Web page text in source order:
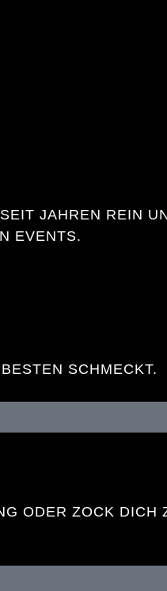
JAHREN REIN
EVENTS.
SCHMECKT.
ODER ZOCK DICH